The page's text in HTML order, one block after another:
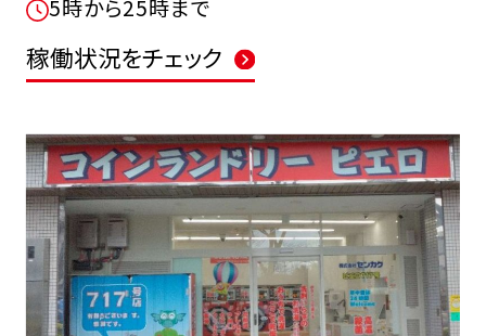
5時から25時まで
稼働状況をチェック